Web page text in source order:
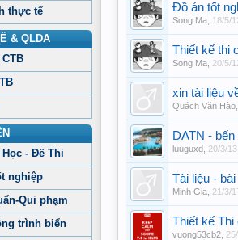
thực tế
& QLDA
- Đề Thi
nghiệp
Qui phạm
trình biển
Đồ án tốt
Song Ma 18/5/
Thiết kế thi
Song Ma 20/5/
xin tài liệu
Quách Văn Hào
DATN -
luuguxd 20/3/13
Tài liệu -
Minh Gia 21/3/
Thiết kế Thi
vuong53cb2